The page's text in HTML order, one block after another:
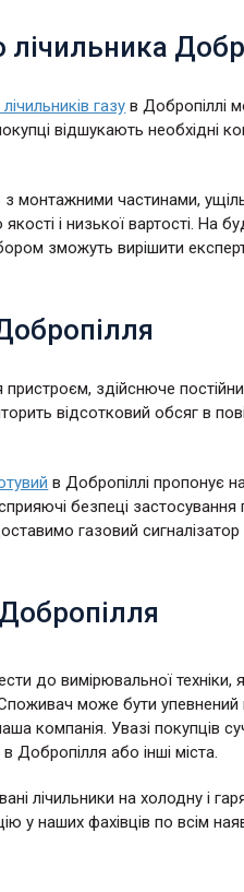
газу в Добропіллі
відшукають
з монтажними частинами,
і низької вартості.
зможуть вирішити
пристроєм, здійснюче
відсотковий обсяг в
в Добропіллі пропонує
безпеці
газовий сигналізатор
до вимірювальної
може бути упевнений
компанія. Увазі покупців
Добропілля або інші міста.
лічильники на холодну і
у наших фахівців по всім